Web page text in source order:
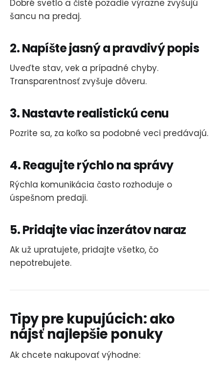
Dobré svetlo a čisté pozadie výrazne zvyšujú
šancu na predaj.
2. Napíšte jasný a pravdivý popis
Uveďte stav, vek a prípadné chyby.
Transparentnosť zvyšuje dôveru.
3. Nastavte realistickú cenu
Pozrite sa, za koľko sa podobné veci predávajú.
4. Reagujte rýchlo na správy
Rýchla komunikácia často rozhoduje o
úspešnom predaji.
5. Pridajte viac inzerátov naraz
Ak už upratujete, pridajte všetko, čo
nepotrebujete.
Tipy pre kupujúcich: ako
nájsť najlepšie ponuky
Ak chcete nakupovať výhodne: